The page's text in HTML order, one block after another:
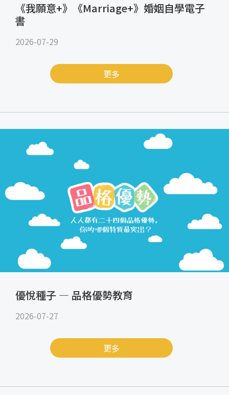
《我願意+》《Marriage+》婚姻自學電子
書
2026-07-29
更多
優悅種子 — 品格優勢教育
2026-07-27
更多